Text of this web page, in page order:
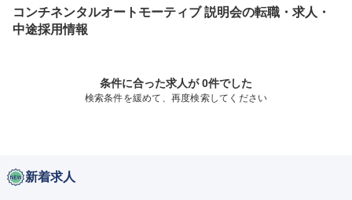
コンチネンタルオートモーティブ 説明会の転職・求人・
中途採用情報
条件に合った求人が 0件でした
検索条件を緩めて、再度検索してください
新着求人